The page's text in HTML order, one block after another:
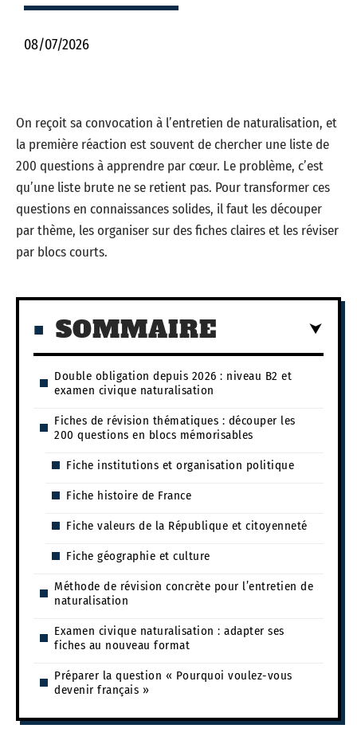
08/07/2026
On reçoit sa convocation à l’entretien de naturalisation, et
la première réaction est souvent de chercher une liste de
200 questions à apprendre par cœur. Le problème, c’est
qu’une liste brute ne se retient pas. Pour transformer ces
questions en connaissances solides, il faut les découper
par thème, les organiser sur des fiches claires et les réviser
par blocs courts.
SOMMAIRE
Double obligation depuis 2026 : niveau B2 et
examen civique naturalisation
Fiches de révision thématiques : découper les
200 questions en blocs mémorisables
Fiche institutions et organisation politique
Fiche histoire de France
Fiche valeurs de la République et citoyenneté
Fiche géographie et culture
Méthode de révision concrète pour l’entretien de
naturalisation
Examen civique naturalisation : adapter ses
fiches au nouveau format
Préparer la question « Pourquoi voulez-vous
devenir français »